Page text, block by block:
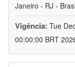
Janeiro - RJ -
Vigência: Tue
00:00:00 BRT